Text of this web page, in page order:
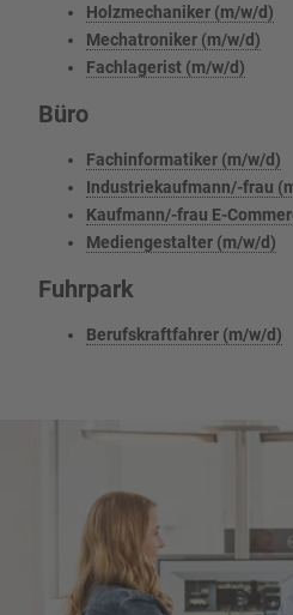
Holzmechaniker (m/w/d)
Mechatroniker (m/w/d)
Fachlagerist (m/w/d)
Büro
Fachinformatiker (m/w/d)
Industriekaufmann/-frau
Kaufmann/-frau E-
Mediengestalter (m/w/d)
Fuhrpark
Berufskraftfahrer (m/w/d)